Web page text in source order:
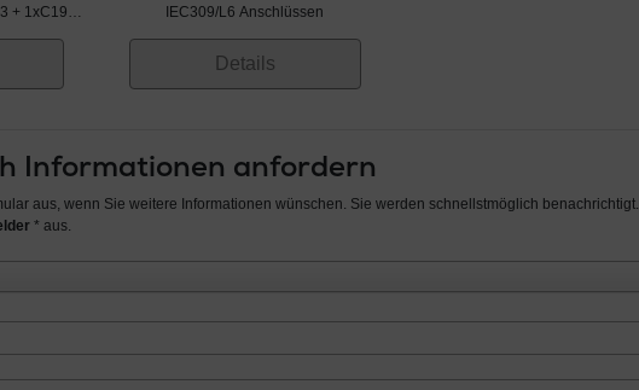
+ 1xC19
IEC309/L6 Anschlüssen
Details
Informationen anfordern
aus, wenn Sie weitere Informationen wünschen. Sie werden schnellstmöglich benachrichtigt.
* aus.